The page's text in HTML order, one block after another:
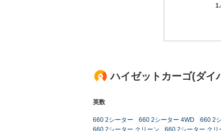
ハイゼットカーゴ(ダイ
英数
660 2シーター 660 2シーター 4WD 660 2
660 2シーター クリーン
660 2シーター クリ